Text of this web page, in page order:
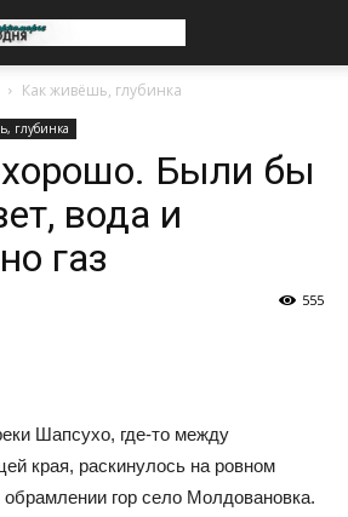
Как живёшь, глубинка
глубинка
хорошо. Были бы
вода и
газ
555
Шапсухо, где-то между
края, раскинулось на ровном
гор село Молдовановка.